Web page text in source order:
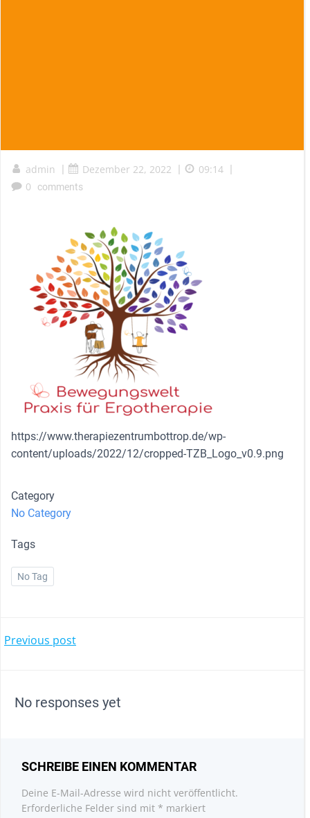
admin | Dezember 22, 2022 | 09:14 |
0
comments
https://www.therapiezentrumbottrop.de/wp-
content/uploads/2022/12/cropped-TZB_Logo_v0.9.png
Category
No Category
Tags
No Tag
POST
Previous post
No responses yet
SCHREIBE EINEN KOMMENTAR
Deine E-Mail-Adresse wird nicht veröffentlicht.
Erforderliche Felder sind mit * markiert